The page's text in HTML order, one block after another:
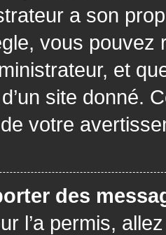
a son
vous pouvez
et
site donné.
votre
des
l’a permis,